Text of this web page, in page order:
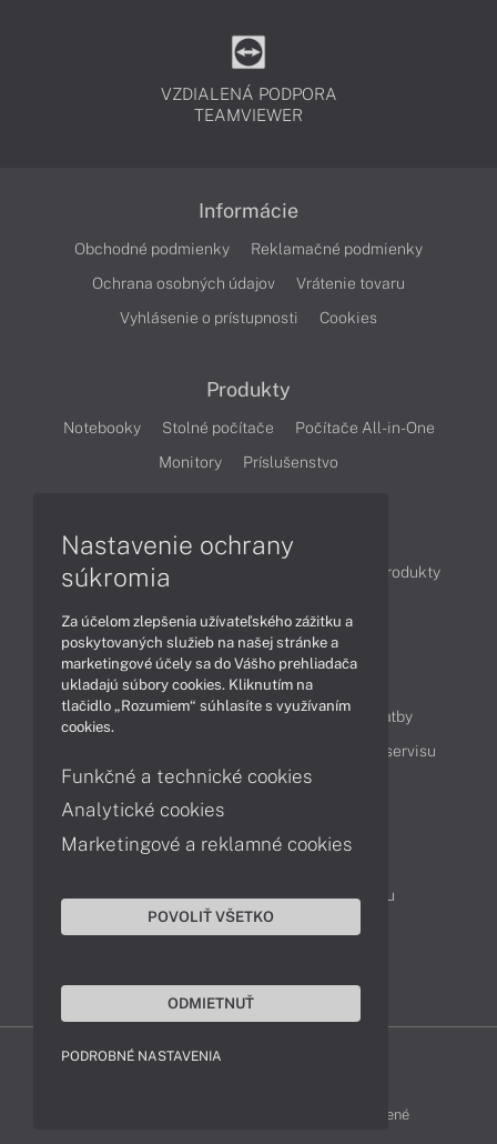
VZDIALENÁ PODPORA
TEAMVIEWER
Informácie
Obchodné podmienky
Reklamačné podmienky
Ochrana osobných údajov
Vrátenie tovaru
Vyhlásenie o prístupnosti
Cookies
Produkty
Notebooky Stolné počítače
Počítače All-in-One
Monitory
Príslušenstvo
Články
Obchodné informácie
Produkty
Obsah
Ako nakupovať
Možnosti doručenia a platby
Cenník servisu
Kontakty
Servisné oddelenie
Reklamácia tovaru
MSI-SHOP © 2017 - 2026 Všetky práva vyhradené
Nastavenie ochrany
súkromia
Za účelom zlepšenia užívateľského zážitku a
poskytovaných služieb na našej stránke a
marketingové účely sa do Vášho prehliadača
ukladajú súbory cookies. Kliknutím na
tlačidlo „Rozumiem“ súhlasíte s využívaním
cookies.
Funkčné a technické cookies
Analytické cookies
Marketingové a reklamné cookies
POVOLIŤ VŠETKO
ODMIETNUŤ
PODROBNÉ NASTAVENIA